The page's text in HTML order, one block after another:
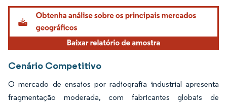
Imagem © Mordor Intelligence. O reuso requer atribuição conforme CC BY 4.0.
Cenário Competitivo
O mercado de ensaios por radiografia industrial apresenta
fragmentação moderada, com fabricantes globais de